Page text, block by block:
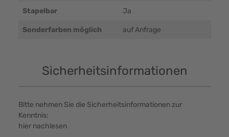
Stapelbar Ja
Sonderfarben möglich auf Anfrage
Sicherheitsinformationen
Bitte nehmen Sie die Sicherheitsinformationen zur
Kenntnis:
hier nachlesen